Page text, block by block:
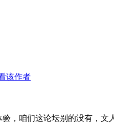
该作者
，咱们这论坛别的没有，文